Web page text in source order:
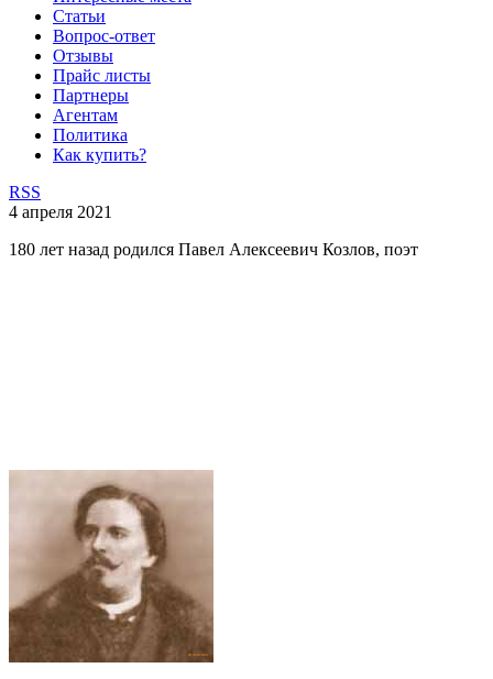
Статьи
Вопрос-ответ
Отзывы
Прайс листы
Партнеры
Агентам
Политика
Как купить?
RSS
4 апреля 2021
180 лет назад родился Павел Алексеевич Козлов, поэт